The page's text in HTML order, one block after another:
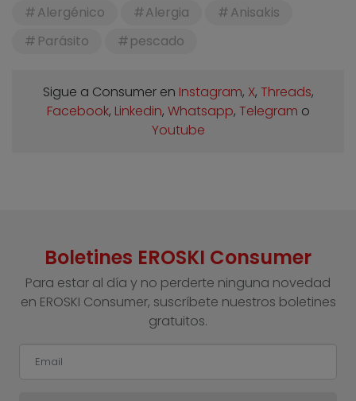
Alergénico Alergia
Anisakis
Parásito
pescado
Sigue a Consumer en Instagram, X, Threads,
Facebook, Linkedin, Whatsapp, Telegram o
Youtube
Boletines EROSKI Consumer
Para estar al día y no perderte ninguna novedad
en EROSKI Consumer, suscríbete nuestros boletines
gratuitos.